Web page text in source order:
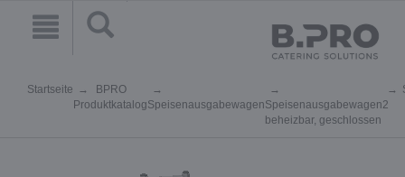
Startseite
BPRO
ProduktkatalogSpeisenausgabewagenSpeisenausgabewagen
beheizbar, geschlossen
2